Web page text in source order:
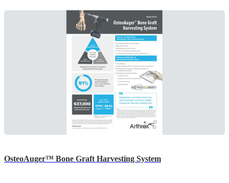
OsteoAuger™ Bone Graft Harvesting System